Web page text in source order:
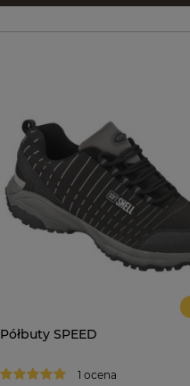
Półbuty SPEED
1 ocena